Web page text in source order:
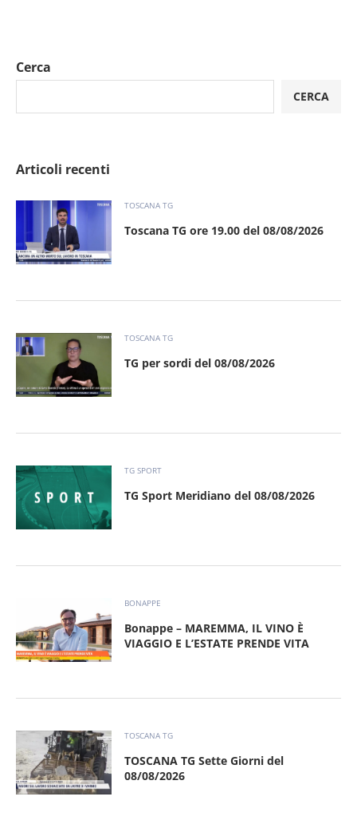
Cerca
CERCA
Articoli recenti
TOSCANA TG
Toscana TG ore 19.00 del 08/08/2026
TOSCANA TG
TG per sordi del 08/08/2026
TG SPORT
TG Sport Meridiano del 08/08/2026
BONAPPE
Bonappe – MAREMMA, IL VINO È
VIAGGIO E L’ESTATE PRENDE VITA
TOSCANA TG
TOSCANA TG Sette Giorni del
08/08/2026